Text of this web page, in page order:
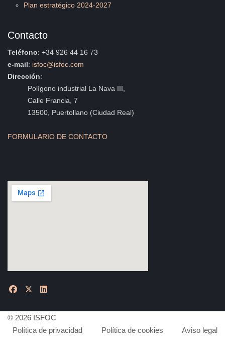
Plan estratégico 2024-2027
Contacto
Teléfono: +34 926 44 16 73
e-mail: isfoc@isfoc.com
Dirección:
Polígono industrial La Nava III,
Calle Francia, 7
13500, Puertollano (Ciudad Real)
FORMULARIO DE CONTACTO
© 2026 ISFOC
Política de privacidad
Política de cookies Aviso legal